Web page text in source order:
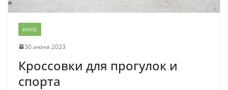
ИНОЕ
30 июня 2023
Кроссовки для прогулок и
спорта